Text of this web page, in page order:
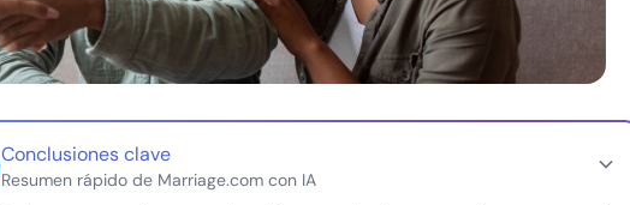
Conclusiones clave
Resumen rápido de Marriage.com con IA